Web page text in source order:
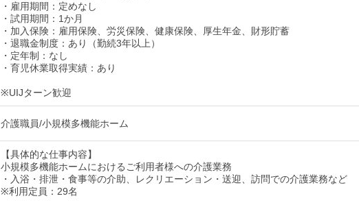
・雇用期間：定めなし
・試用期間：1か月
・加入保険：雇用保険、労災保険、健康保険、厚生年金、財形貯蓄
・退職金制度：あり（勤続3年以上）
・定年制：なし
・育児休業取得実績：あり
※UIJターン歓迎
介護職員/小規模多機能ホーム
【具体的な仕事内容】
小規模多機能ホームにおけるご利用者様への介護業務
・入浴・排泄・食事等の介助、レクリエーション・送迎、訪問での介護業務など
※利用定員：29名